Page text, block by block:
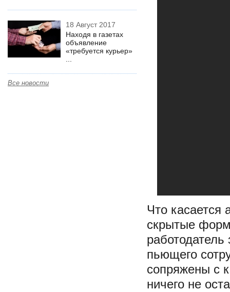
18 Август 2017
Находя в газетах
объявление
«требуется курьер»
Все новости
Что касается
скрытые
работодатель
пьющего
сопряжены с
ничего не